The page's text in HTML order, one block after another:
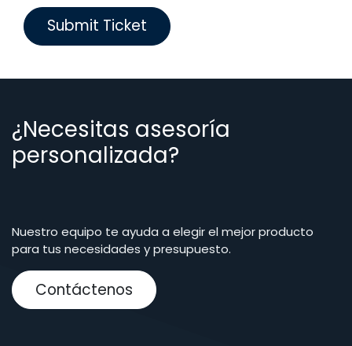
Submit Ticket
¿Necesitas asesoría
personalizada?
Nuestro equipo te ayuda a elegir el mejor producto
para tus necesidades y presupuesto.
Contáctenos